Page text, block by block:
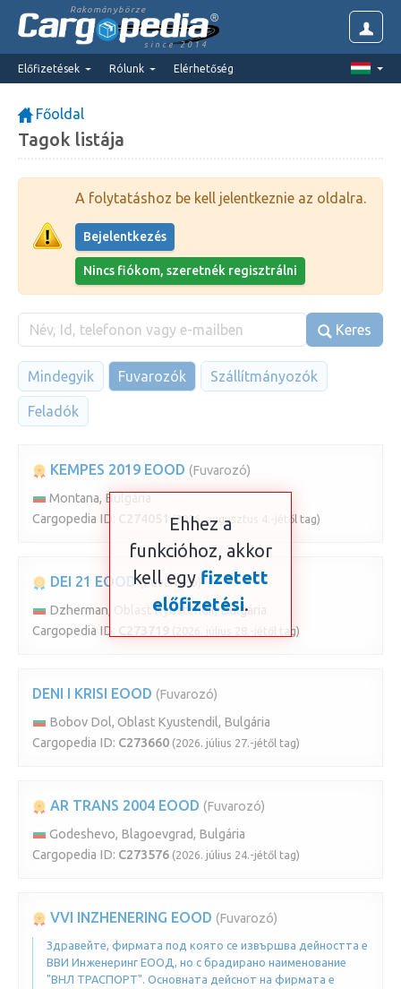
Rakománybörze
since 2014
Előfizetések Rólunk Elérhetőség
Főoldal
Tagok listája
A folytatáshoz be kell jelentkeznie az oldalra.
Bejelentkezés
Nincs fiókom, szeretnék regisztrálni
Keres
Mindegyik Fuvarozók Szállítmányozók
Feladók
KEMPES 2019 EOOD (Fuvarozó)
Montana, Bulgária
Cargopedia ID:
(2026. augusztus 4.-jétől tag)
DEI 21 EOOD (Fuvarozó)
Dzherman, Oblast Kyustendil, Bulgária
Cargopedia ID:
(2026. július 28.-jétől tag)
DENI I KRISI EOOD (Fuvarozó)
Bobov Dol, Oblast Kyustendil, Bulgária
Cargopedia ID: C273660 (2026. július 27.-jétől tag)
AR TRANS 2004 EOOD (Fuvarozó)
Godeshevo, Blagoevgrad, Bulgária
Cargopedia ID: C273576 (2026. július 24.-jétől tag)
VVI INZHENERING EOOD (Fuvarozó)
Здравейте, фирмата под която се извършва дейността е
ВВИ Инженеринг ЕООД, но с брадирано наименование
"ВНЛ ТРАСПОРТ". Основната дейснот на фирмата е
Ehhez a
funkcióhoz, akkor
kell egy fizetett
előfizetési.